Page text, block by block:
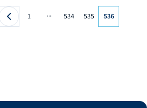
1 ... 534 535 536